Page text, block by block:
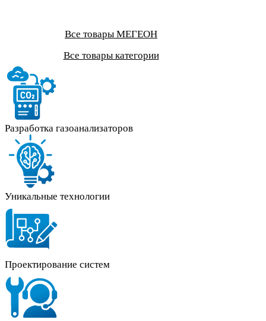
Все товары МЕГЕОН
Все товары категории
Разработка газоанализаторов
Уникальные технологии
Проектирование систем